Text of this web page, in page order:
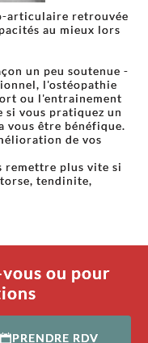
articulaire retrouvée
au mieux lors
un peu soutenue -
l'ostéopathie
ou l'entrainement
si vous pratiquez un
être bénéfique.
de vos
remettre plus vite si
tendinite,
ou pour
PRENDRE RDV